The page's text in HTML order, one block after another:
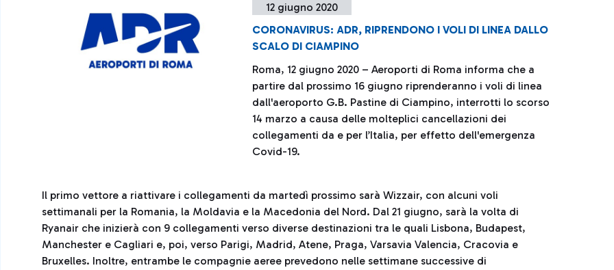
12 giugno 2020
CORONAVIRUS: ADR, RIPRENDONO I VOLI DI LINEA DALLO
SCALO DI CIAMPINO
Roma, 12 giugno 2020 – Aeroporti di Roma informa che a
partire dal prossimo 16 giugno riprenderanno i voli di linea
dall'aeroporto G.B. Pastine di Ciampino, interrotti lo scorso
14 marzo a causa delle molteplici cancellazioni dei
collegamenti da e per l’Italia, per effetto dell'emergenza
Covid-19.
Il primo vettore a riattivare i collegamenti da martedì prossimo sarà Wizzair, con alcuni voli
settimanali per la Romania, la Moldavia e la Macedonia del Nord. Dal 21 giugno, sarà la volta di
Ryanair che inizierà con 9 collegamenti verso diverse destinazioni tra le quali Lisbona, Budapest,
Manchester e Cagliari e, poi, verso Parigi, Madrid, Atene, Praga, Varsavia Valencia, Cracovia e
Bruxelles. Inoltre, entrambe le compagnie aeree prevedono nelle settimane successive di